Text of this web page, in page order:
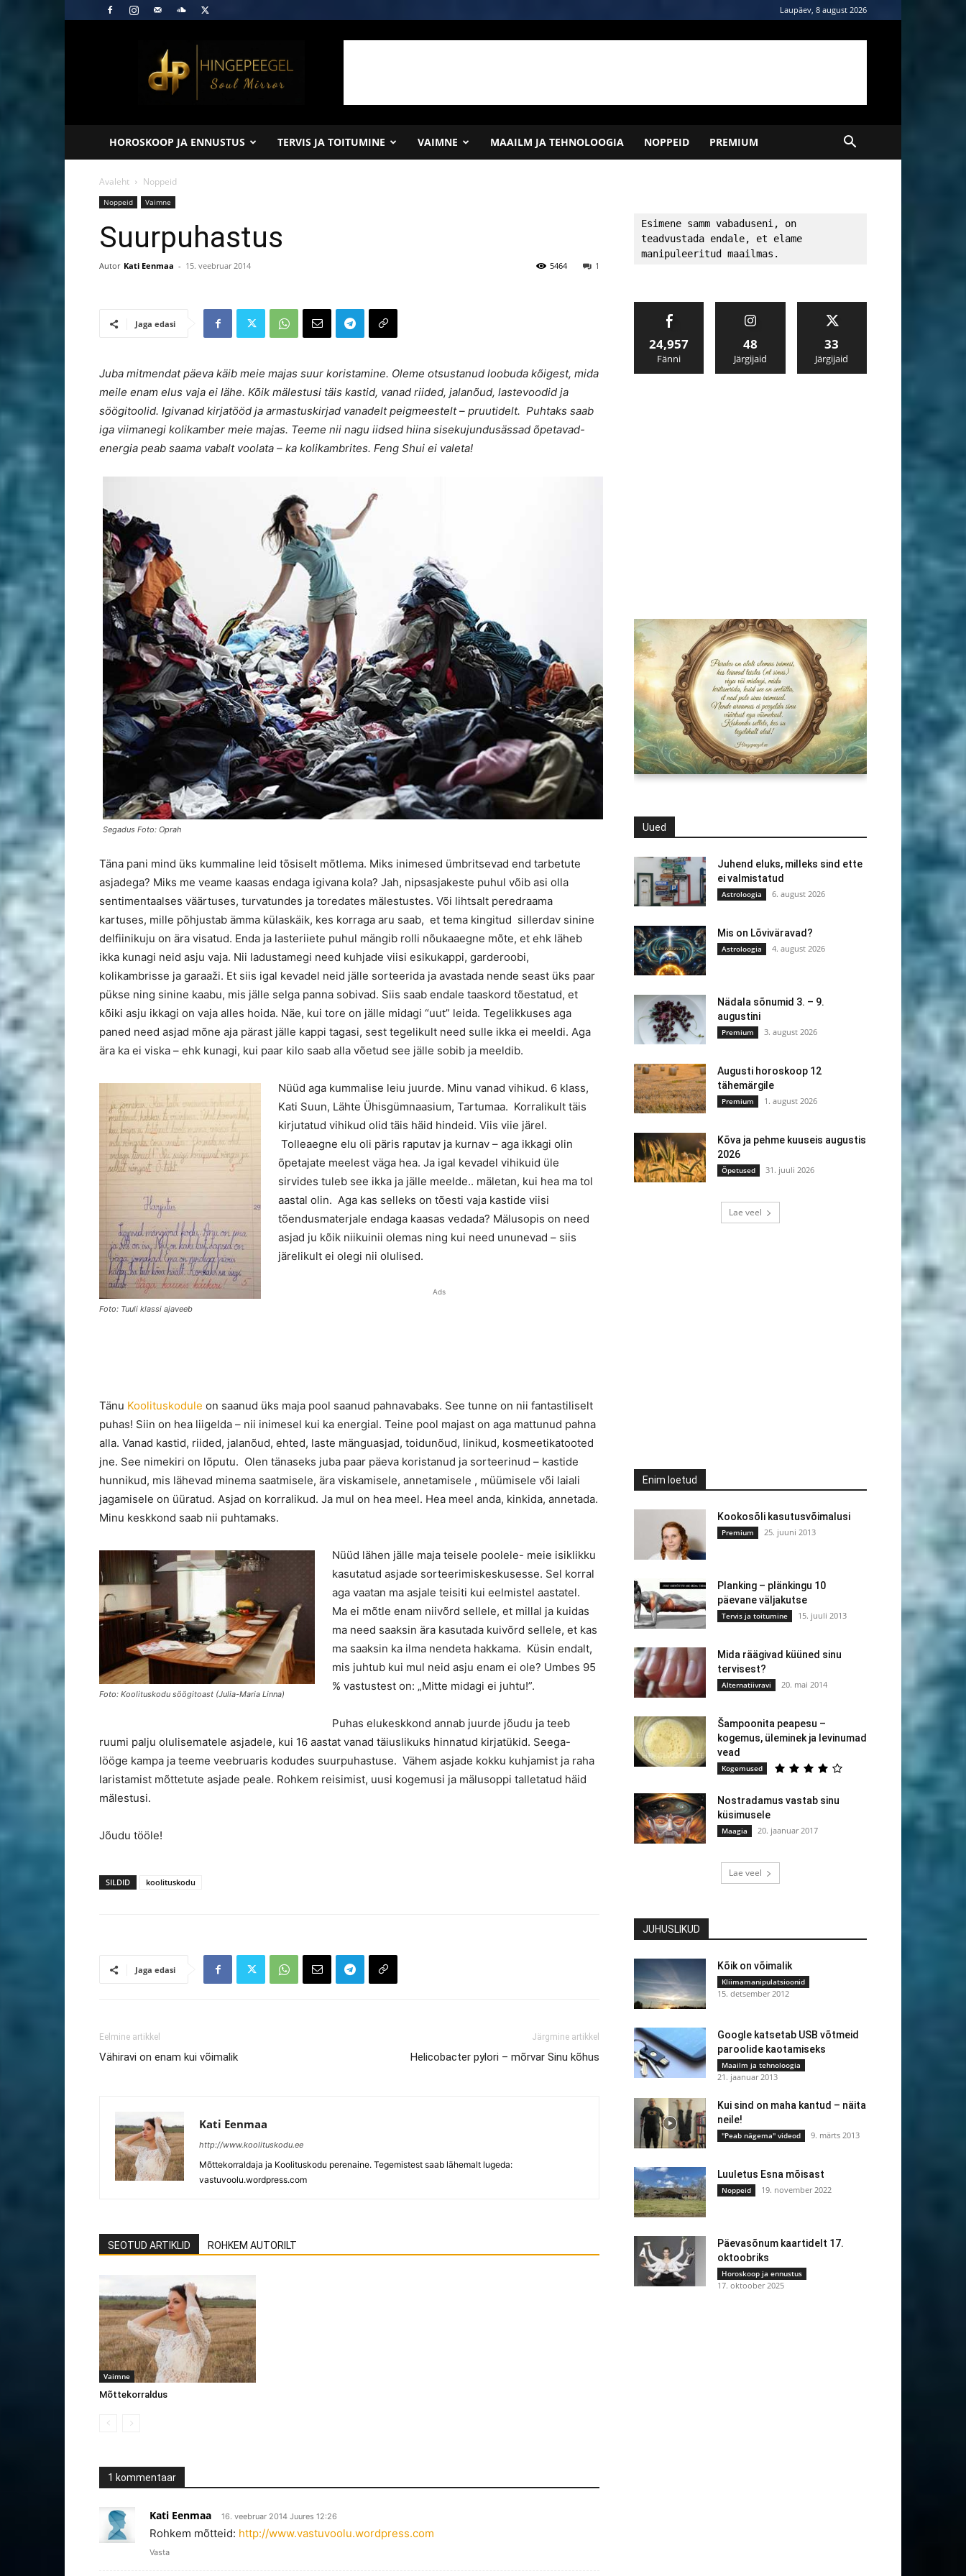
Laupäev, 8 august 2026
Hingepeegel
HOROSKOOP JA ENNUSTUS TERVIS JA TOITUMINE VAIMNE MAAILM JA TEHNOLOOGIA NOPPEID PREMIUM
Avaleht Noppeid
Noppeid Vaimne
Suurpuhastus
Autor Kati Eenmaa - 15. veebruar 2014 1
5464
Jaga edasi
Juba mitmendat päeva käib meie majas suur koristamine. Oleme otsustanud loobuda kõigest, mida
meile enam elus vaja ei lähe. Kõik mälestusi täis kastid, vanad riided, jalanõud, lastevoodid ja
söögitoolid. Igivanad kirjatööd ja armastuskirjad vanadelt peigmeestelt – pruutidelt. Puhtaks saab
iga viimanegi kolikamber meie majas. Teeme nii nagu iidsed hiina sisekujundusässad õpetavad-
energia peab saama vabalt voolata – ka kolikambrites. Feng Shui ei valeta!
Segadus Foto: Oprah
Täna pani mind üks kummaline leid tõsiselt mõtlema. Miks inimesed ümbritsevad end tarbetute
asjadega? Miks me veame kaasas endaga igivana kola? Jah, nipsasjakeste puhul võib asi olla
sentimentaalses väärtuses, turvatundes ja toredates mälestustes. Või lihtsalt peredraama
kartuses, mille põhjustab ämma külaskäik, kes korraga aru saab, et tema kingitud sillerdav sinine
delfiinikuju on ära visatud. Enda ja lasteriiete puhul mängib rolli nõukaaegne mõte, et ehk läheb
ikka kunagi neid asju vaja. Nii ladustamegi need kuhjade viisi esikukappi, garderoobi,
kolikambrisse ja garaaži. Et siis igal kevadel neid jälle sorteerida ja avastada nende seast üks paar
pükse ning sinine kaabu, mis jälle selga panna sobivad. Siis saab endale taaskord tõestatud, et
kõiki asju ikkagi on vaja alles hoida. Näe, kui tore on jälle midagi “uut” leida. Tegelikkuses aga
paned need asjad mõne aja pärast jälle kappi tagasi, sest tegelikult need sulle ikka ei meeldi. Aga
ära ka ei viska – ehk kunagi, kui paar kilo saab alla võetud see jälle sobib ja meeldib.
Foto: Tuuli klassi ajaveeb
Nüüd aga kummalise leiu juurde. Minu vanad vihikud. 6 klass,
Kati Suun, Lähte Ühisgümnaasium, Tartumaa. Korralikult täis
kirjutatud vihikud olid täis häid hindeid. Viis viie järel.
Tolleaegne elu oli päris raputav ja kurnav – aga ikkagi olin
õpetajate meelest väga hea. Ja igal kevadel vihikuid üle
sirvides tuleb see ikka ja jälle meelde.. mäletan, kui hea ma tol
aastal olin. Aga kas selleks on tõesti vaja kastide viisi
tõendusmaterjale endaga kaasas vedada? Mälusopis on need
asjad ju kõik niikuinii olemas ning kui need ununevad – siis
järelikult ei olegi nii olulised.
Ads
Tänu Koolituskodule on saanud üks maja pool saanud pahnavabaks. See tunne on nii fantastiliselt
puhas! Siin on hea liigelda – nii inimesel kui ka energial. Teine pool majast on aga mattunud pahna
alla. Vanad kastid, riided, jalanõud, ehted, laste mänguasjad, toidunõud, linikud, kosmeetikatooted
jne. See nimekiri on lõputu. Olen tänaseks juba paar päeva koristanud ja sorteerinud – kastide
hunnikud, mis lähevad minema saatmisele, ära viskamisele, annetamisele , müümisele või laiali
jagamisele on üüratud. Asjad on korralikud. Ja mul on hea meel. Hea meel anda, kinkida, annetada.
Minu keskkond saab nii puhtamaks.
Foto: Koolituskodu söögitoast (Julia-Maria Linna)
Nüüd lähen jälle maja teisele poolele- meie isiklikku
kasutatud asjade sorteerimiskeskusesse. Sel korral
aga vaatan ma asjale teisiti kui eelmistel aastatel.
Ma ei mõtle enam niivõrd sellele, et millal ja kuidas
ma need saaksin ära kasutada kuivõrd sellele, et kas
ma saaksin ka ilma nendeta hakkama. Küsin endalt,
mis juhtub kui mul neid asju enam ei ole? Umbes 95
% vastustest on: „Mitte midagi ei juhtu!”.
Puhas elukeskkond annab juurde jõudu ja teeb
ruumi palju olulisematele asjadele, kui 16 aastat vanad täiuslikuks hinnatud kirjatükid. Seega-
lööge kampa ja teeme veebruaris kodudes suurpuhastuse. Vähem asjade kokku kuhjamist ja raha
laristamist mõttetute asjade peale. Rohkem reisimist, uusi kogemusi ja mälusoppi talletatud häid
mälestusi.
Jõudu tööle!
SILDID koolituskodu
Jaga edasi
Eelmine artikkel
Vähiravi on enam kui võimalik
Järgmine artikkel
Helicobacter pylori – mõrvar Sinu kõhus
Kati Eenmaa
http://www.koolituskodu.ee
Mõttekorraldaja ja Koolituskodu perenaine. Tegemistest saab lähemalt lugeda:
vastuvoolu.wordpress.com
SEOTUD ARTIKLID ROHKEM AUTORILT
Vaimne
Mõttekorraldus
1 kommentaar
Kati Eenmaa 16. veebruar 2014 Juures 12:26
Rohkem mõtteid: http://www.vastuvoolu.wordpress.com
Vasta
Esimene samm vabaduseni, on
teadvustada endale, et elame
manipuleeritud maailmas.
24,957
Fänni
48
Järgijaid
33
Järgijaid
Uued
Juhend eluks, milleks sind ette
ei valmistatud
Astroloogia 6. august 2026
Mis on Lõviväravad?
Astroloogia 4. august 2026
Nädala sõnumid 3. – 9.
augustini
Premium 3. august 2026
Augusti horoskoop 12
tähemärgile
Premium 1. august 2026
Kõva ja pehme kuuseis augustis
2026
Õpetused 31. juuli 2026
Lae veel
Enim loetud
Kookosõli kasutusvõimalusi
Premium 25. juuni 2013
Planking – plänkingu 10
päevane väljakutse
Tervis ja toitumine 15. juuli 2013
Mida räägivad küüned sinu
tervisest?
Alternatiivravi 20. mai 2014
Šampoonita peapesu –
kogemus, üleminek ja levinumad
vead
Kogemused
Nostradamus vastab sinu
küsimusele
Maagia 20. jaanuar 2017
Lae veel
JUHUSLIKUD
Kõik on võimalik
Kliimamanipulatsioonid
15. detsember 2012
Google katsetab USB võtmeid
paroolide kaotamiseks
Maailm ja tehnoloogia
21. jaanuar 2013
Kui sind on maha kantud – näita
neile!
"Peab nägema" videod 9. märts 2013
Luuletus Esna mõisast
Noppeid 19. november 2022
Päevasõnum kaartidelt 17.
oktoobriks
Horoskoop ja ennustus
17. oktoober 2025